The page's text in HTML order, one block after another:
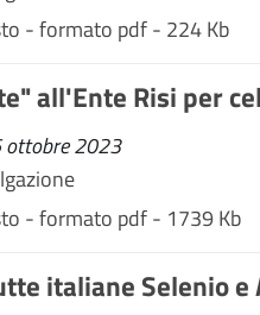
- formato pdf - 224 Kb
all'Ente Risi per
ottobre 2023
- formato pdf - 1739 Kb
italiane Selenio